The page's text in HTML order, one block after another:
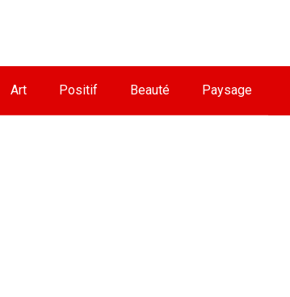
Art Positif Beauté Paysage